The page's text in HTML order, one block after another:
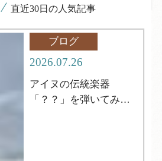
/ 直近30日の人気記事
ブログ
2026.07.26
アイヌの伝統楽器
「？？」を弾いてみよ